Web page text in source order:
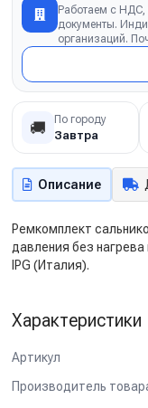
Работаем с
документы.
организаций.
🚚 По городу
Завтра
Описание
Ремкомплект
давления без
IPG (Италия).
Характеристики
Артикул
Производитель